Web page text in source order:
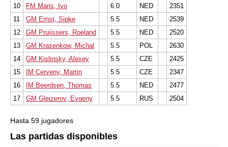
10
FM Maris, Ivo 6.0 NED
2351
11
GM Ernst, Sipke 5.5 NED
2539
12
GM Pruijssers, Roeland 5.5 NED
2520
13
GM Krasenkow, Michal 5.5 POL
2630
14
GM Kislinsky, Alexey 5.5 CZE
2425
15
IM Cerveny, Martin 5.5 CZE
2347
16
IM Beerdsen, Thomas 5.5 NED
2477
17
GM Gleizerov, Evgeny 5.5 RUS 2504
Hasta 59 jugadores
Las partidas disponibles